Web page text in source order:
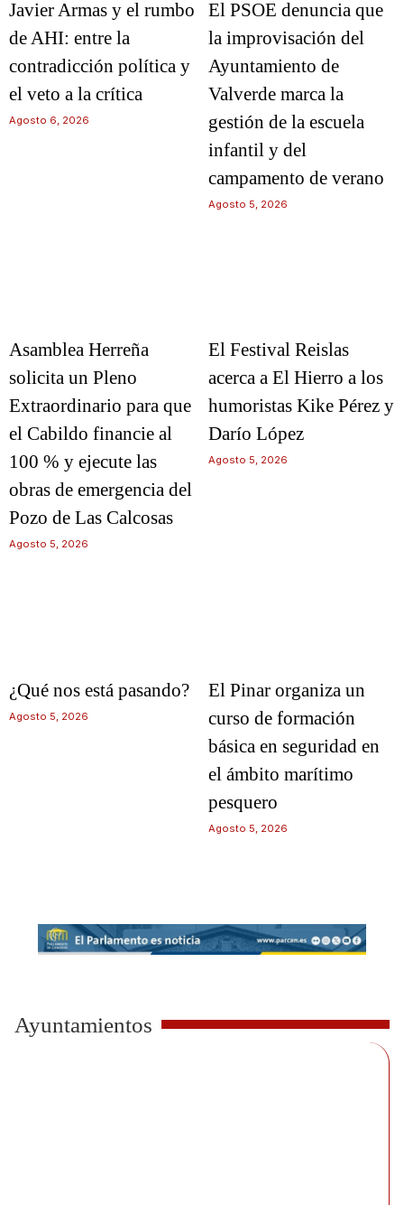
Javier Armas y el rumbo
de AHI: entre la
contradicción política y
el veto a la crítica
Agosto 6, 2026
El PSOE denuncia que
la improvisación del
Ayuntamiento de
Valverde marca la
gestión de la escuela
infantil y del
campamento de verano
Agosto 5, 2026
Asamblea Herreña
solicita un Pleno
Extraordinario para que
el Cabildo financie al
100 % y ejecute las
obras de emergencia del
Pozo de Las Calcosas
Agosto 5, 2026
El Festival Reislas
acerca a El Hierro a los
humoristas Kike Pérez y
Darío López
Agosto 5, 2026
¿Qué nos está pasando?
Agosto 5, 2026
El Pinar organiza un
curso de formación
básica en seguridad en
el ámbito marítimo
pesquero
Agosto 5, 2026
Ayuntamientos